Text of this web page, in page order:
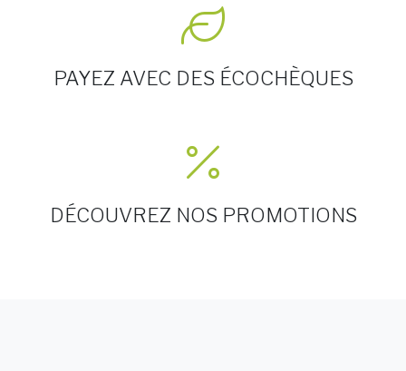
PAYEZ AVEC DES ÉCOCHÈQUES
DÉCOUVREZ NOS PROMOTIONS